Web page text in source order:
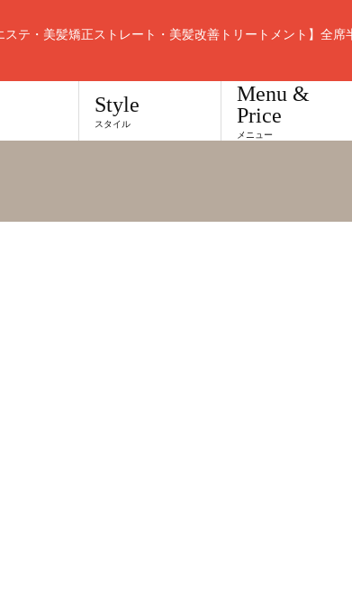
テ・美髪矯正ストレート・美髪改善トリートメント】全席
Style
スタイル
Menu &
Price
メニュー